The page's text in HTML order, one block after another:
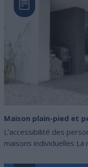
Maison plain-pied et
L’accessibilité des
maisons individuelles La